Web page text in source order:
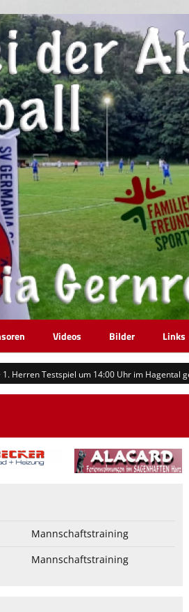
Videos Bilder Links
um 14:00 Uhr im Hagental gegen den
Mannschaftstraining
Mannschaftstraining